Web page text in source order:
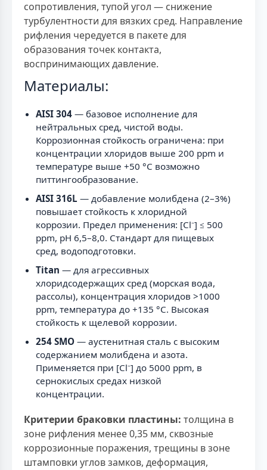
сопротивления, тупой угол — снижение
турбулентности для вязких сред. Направление
рифления чередуется в пакете для
образования точек контакта,
воспринимающих давление.
Материалы:
AISI 304 — базовое исполнение для
нейтральных сред, чистой воды.
Коррозионная стойкость ограничена: при
концентрации хлоридов выше 200 ppm и
температуре выше +50 °С возможно
питтингообразование.
AISI 316L — добавление молибдена (2–3%)
повышает стойкость к хлоридной
коррозии. Предел применения: [Cl⁻] ≤ 500
ppm, pH 6,5–8,0. Стандарт для пищевых
сред, водоподготовки.
Titan — для агрессивных
хлоридсодержащих сред (морская вода,
рассолы), концентрация хлоридов >1000
ppm, температура до +135 °С. Высокая
стойкость к щелевой коррозии.
254 SMO — аустенитная сталь с высоким
содержанием молибдена и азота.
Применяется при [Cl⁻] до 5000 ppm, в
сернокислых средах низкой
концентрации.
Критерии браковки пластины: толщина в
зоне рифления менее 0,35 мм, сквозные
коррозионные поражения, трещины в зоне
штамповки углов замков, деформация,